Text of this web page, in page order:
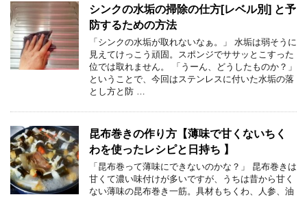
シンクの水垢の掃除の仕方[レベル別] と予
防するための方法
「シンクの水垢が取れないなぁ。」 水垢は弱そうに
見えてけっこう頑固。スポンジでササッとこすった
位では取れません。 「うーん、どうしたものか？」
ということで、今回はステンレスに付いた水垢の落
とし方と防 …
昆布巻きの作り方【薄味で甘くないちく
わを使ったレシピと日持ち 】
「昆布巻って薄味にできないのかな？」 昆布巻きは
甘くて濃い味付けが多いですが、うちは昔から甘く
ない薄味の昆布巻き一筋。具材もちくわ、人参、油